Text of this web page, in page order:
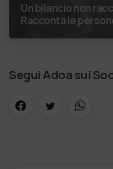
Un bilancio non
Racconta le
Segui Adoa sui